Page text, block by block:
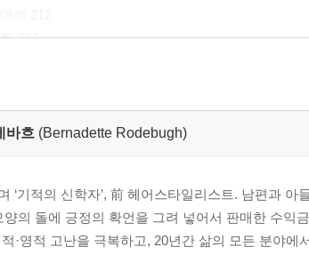
214
바흐 (Bernadette Rodebugh)
‘기적의 신학자’, 前 헤어스타일리스트. 남편과
양의 돌에 긍정의 확언을 그려 넣어서 판매한 수익
·영적 고난을 극복하고, 20년간 삶의 모든 분야